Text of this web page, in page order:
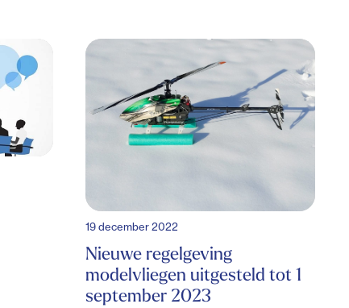
19 december 2022
Nieuwe regelgeving
modelvliegen uitgesteld tot 1
september 2023